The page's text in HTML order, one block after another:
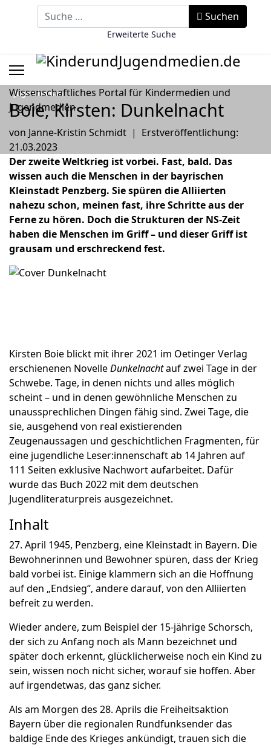
Suchbegriff eingeben
Suchen
Erweiterte Suche
Wissenschaftliches Portal für Kindermedien und
Jugendmedien
Jugendroman
Boie, Kirsten: Dunkelnacht
von Janne-Kristin Schmidt | Erstveröffentlichung:
21.03.2023
Der zweite Weltkrieg ist vorbei. Fast, bald. Das
wissen auch die Menschen in der bayrischen
Kleinstadt Penzberg. Sie spüren die Alliierten
nahezu schon, meinen fast, ihre Schritte aus der
Ferne zu hören. Doch die Strukturen der NS-Zeit
haben die Menschen im Griff – und dieser Griff ist
grausam und erschreckend fest.
Kirsten Boie blickt mit ihrer 2021 im Oetinger Verlag
erschienenen NovelleDunkelnachtauf zwei Tage in der
Schwebe. Tage, in denen nichts und alles möglich
scheint – und in denen gewöhnliche Menschen zu
unaussprechlichen Dingen fähig sind. Zwei Tage, die
sie, ausgehend von real existierenden
Zeugenaussagen und geschichtlichen Fragmenten, für
eine jugendliche Leser:innenschaft ab 14 Jahren auf
111 Seiten exklusive Nachwort aufarbeitet. Dafür
wurde das Buch 2022 mit dem deutschen
Jugendliteraturpreis ausgezeichnet.
Inhalt
27. April 1945, Penzberg, eine Kleinstadt in Bayern. Die
Bewohnerinnen und Bewohner spüren, dass der Krieg
bald vorbei ist. Einige klammern sich an die Hoffnung
auf den „Endsieg“, andere darauf, von den Alliierten
befreit zu werden.
Wieder andere, zum Beispiel der 15-jährige Schorsch,
der sich zu Anfang noch als Mann bezeichnet und
später doch erkennt, glücklicherweise noch ein Kind zu
sein, wissen noch nicht sicher, worauf sie hoffen. Aber
auf irgendetwas, das ganz sicher.
Als am Morgen des 28. Aprils die Freiheitsaktion
Bayern über die regionalen Rundfunksender das
baldige Ende des Krieges ankündigt, trauen sich die